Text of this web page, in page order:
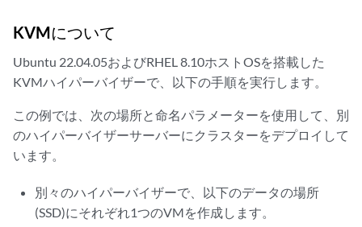
KVMについて
Ubuntu 22.04.05およびRHEL 8.10ホストOSを搭載した
KVMハイパーバイザーで、以下の手順を実行します。
この例では、次の場所と命名パラメーターを使用して、別
のハイパーバイザーサーバーにクラスターをデプロイして
います。
別々のハイパーバイザーで、以下のデータの場所
(SSD)にそれぞれ1つのVMを作成します。